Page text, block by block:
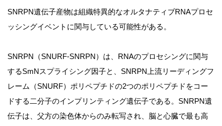
SNRPN遺伝子産物は組織特異的なオルタナティブRNAプロセ
ッシングイベントに関与している可能性がある。
SNRPN（SNURF-SNRPN）は、RNAのプロセシングに関与
するSmNスプライシング因子と、SNRPN上流リーディングフ
レーム（SNURF）ポリペプチドの2つのポリペプチドをコー
ドする二分子のインプリンティング遺伝子である。SNRPN遺
伝子は、父方の染色体からのみ転写され、脳と心臓で最も高